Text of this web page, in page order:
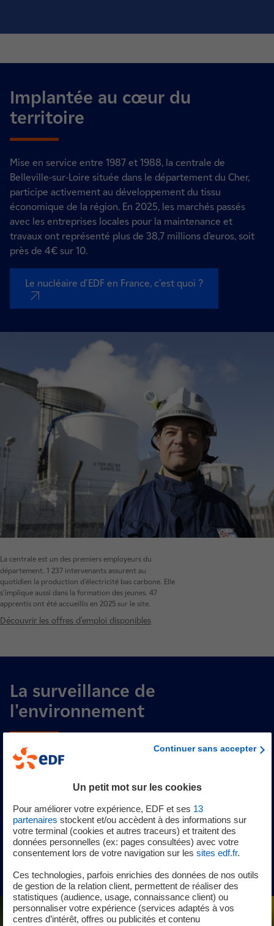
La centrale est un des premiers employeurs du
département. 1 237 intervenants assurent au
quotidien la production d'électricité bas carbone. Elle
s’implique aussi dans la formation des jeunes. 47
apprentis ont été accueillis en 2025 sur le site.
Découvrir les offres d'emploi disponibles
Implantée au cœur du
territoire
Mise en service entre 1987 et 1988, la centrale de
Belleville-sur-Loire située dans le département du Cher,
participe activement au développement du tissu
économique de la région. En 2025, les marchés passés
avec les entreprises locales pour la maintenance et
travaux ont représenté plus de 38,7 millions d’euros, soit
près de 4€ sur 10.
Le nucléaire d'EDF en France, c'est quoi ?
nouvel onglet
La surveillance de
l'environnement
Certifiée ISO 14001 depuis 2003, la centrale surveille en
permanence son impact sur l’environnement. En 2025,
plus de 26 000 prélèvements et analyses ont été réalisés
environnementales en vigueur.
Consulter les derniers résultats d'analyse
Continuer sans accepter
Un petit mot sur les cookies
Pour améliorer votre expérience, EDF et ses 13
partenaires stockent et/ou accèdent à des informations sur
votre terminal (cookies et autres traceurs) et traitent des
données personnelles (ex: pages consultées) avec votre
consentement lors de votre navigation sur les sites edf.fr.
Ces technologies, parfois enrichies des données de nos outils
de gestion de la relation client, permettent de réaliser des
statistiques (audience, usage, connaissance client) ou
personnaliser votre expérience (services adaptés à vos
centres d’intérêt, offres ou publicités et contenu